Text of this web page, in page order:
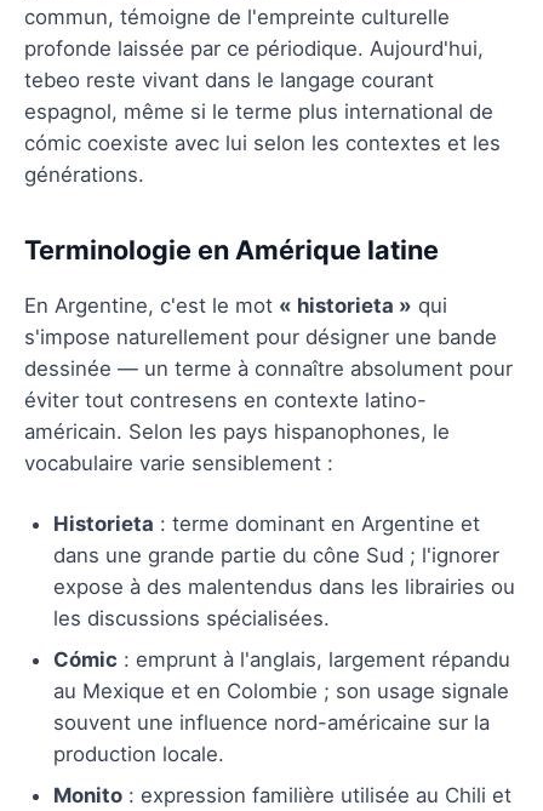
commun, témoigne de l'empreinte culturelle
profonde laissée par ce périodique. Aujourd'hui,
tebeo reste vivant dans le langage courant
espagnol, même si le terme plus international de
cómic coexiste avec lui selon les contextes et les
générations.
Terminologie en Amérique latine
En Argentine, c'est le mot « historieta » qui
s'impose naturellement pour désigner une bande
dessinée — un terme à connaître absolument pour
éviter tout contresens en contexte latino-
américain. Selon les pays hispanophones, le
vocabulaire varie sensiblement :
Historieta : terme dominant en Argentine et
dans une grande partie du cône Sud ; l'ignorer
expose à des malentendus dans les librairies ou
les discussions spécialisées.
Cómic : emprunt à l'anglais, largement répandu
au Mexique et en Colombie ; son usage signale
souvent une influence nord-américaine sur la
production locale.
Monito : expression familière utilisée au Chili et